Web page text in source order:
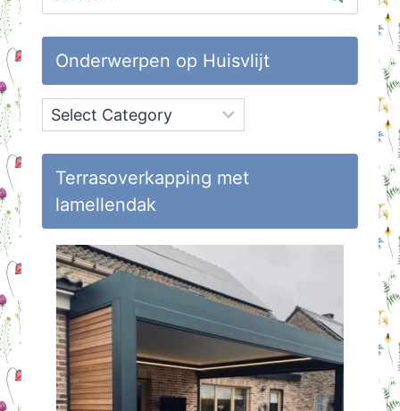
for:
Onderwerpen op Huisvlijt
Onderwerpen
op
Huisvlijt
Terrasoverkapping met
lamellendak